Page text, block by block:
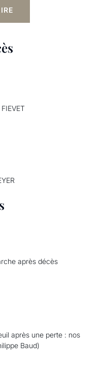
après décès
après une perte : nos
Baud)